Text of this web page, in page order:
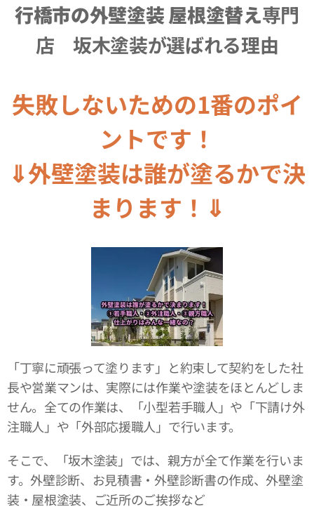
行橋市の外壁塗装 屋根塗替え専門
店 坂木塗装が選ばれる理由
失敗しないための1番のポイ
ントです！
⇓外壁塗装は誰が塗るかで決
まります！⇓
「丁寧に頑張って塗ります」と約束して契約をした社
長や営業マンは、実際には作業や塗装をほとんどしま
せん。全ての作業は、「小型若手職人」や「下請け外
注職人」や「外部応援職人」で行います。
そこで、「坂木塗装」では、親方が全て作業を行いま
す。外壁診断、お見積書・外壁診断書の作成、外壁塗
装・屋根塗装、ご近所のご挨拶など